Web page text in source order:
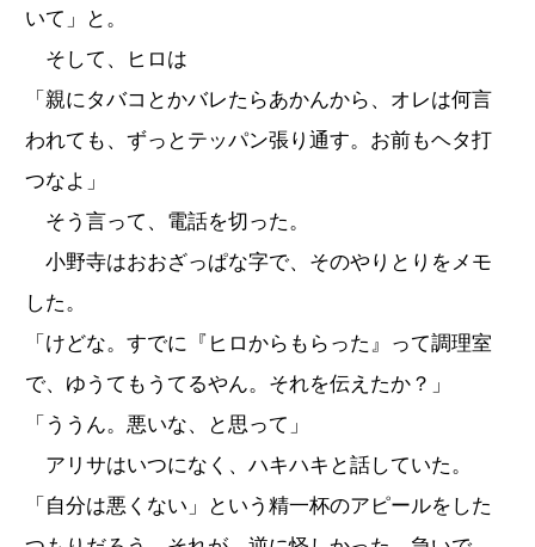
いて」と。
そして、ヒロは
「親にタバコとかバレたらあかんから、オレは何言
われても、ずっとテッパン張り通す。お前もヘタ打
つなよ」
そう言って、電話を切った。
小野寺はおおざっぱな字で、そのやりとりをメモ
した。
「けどな。すでに『ヒロからもらった』って調理室
で、ゆうてもうてるやん。それを伝えたか？」
「ううん。悪いな、と思って」
アリサはいつになく、ハキハキと話していた。
「自分は悪くない」という精一杯のアピールをした